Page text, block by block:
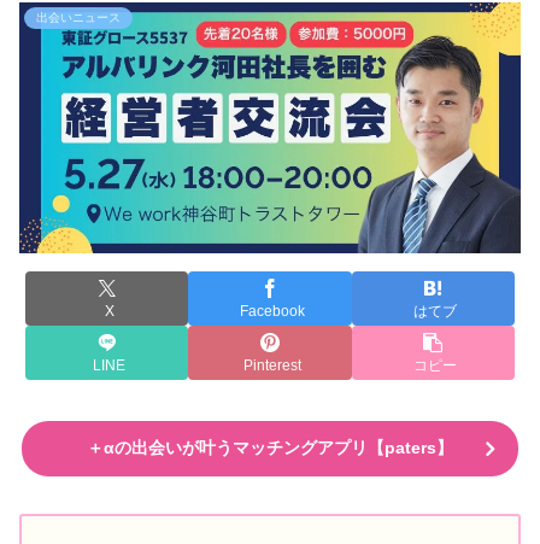
出会いニュース
X Facebook はてブ
LINE Pinterest コピー
＋αの出会いが叶うマッチングアプリ【paters】